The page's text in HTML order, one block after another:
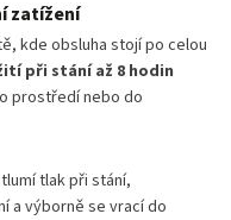
zatížení
kde obsluha stojí po celou
při stání až 8 hodin
prostředí nebo do
tlak při stání,
a výborně se vrací do